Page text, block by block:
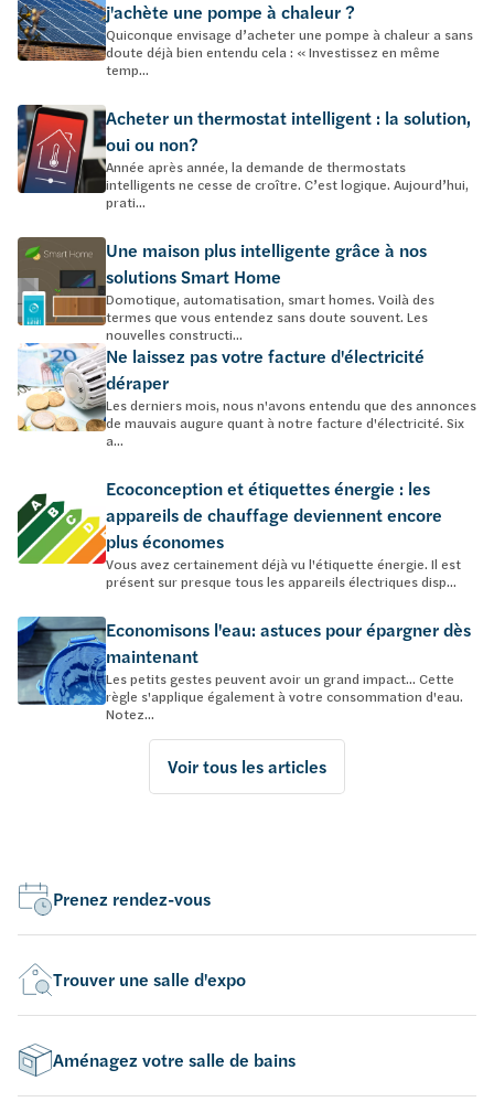
j'achète une pompe à chaleur ?
Quiconque envisage d’acheter une pompe à chaleur a sans
doute déjà bien entendu cela : « Investissez en même
temp...
Acheter un thermostat intelligent : la solution,
oui ou non?
Année après année, la demande de thermostats
intelligents ne cesse de croître. C’est logique. Aujourd’hui,
prati...
Une maison plus intelligente grâce à nos
solutions Smart Home
Domotique, automatisation, smart homes. Voilà des
termes que vous entendez sans doute souvent. Les
nouvelles constructi...
Ne laissez pas votre facture d'électricité
déraper
Les derniers mois, nous n'avons entendu que des annonces
de mauvais augure quant à notre facture d'électricité. Six
a...
Ecoconception et étiquettes énergie : les
appareils de chauffage deviennent encore
plus économes
Vous avez certainement déjà vu l'étiquette énergie. Il est
présent sur presque tous les appareils électriques disp...
Economisons l'eau: astuces pour épargner dès
maintenant
Les petits gestes peuvent avoir un grand impact… Cette
règle s'applique également à votre consommation d'eau.
Notez...
Voir tous les articles
Prenez rendez-vous
Trouver une salle d'expo
Aménagez votre salle de bains